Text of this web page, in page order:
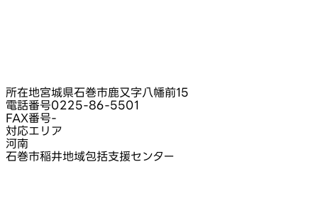
所在地宮城県石巻市鹿又字八幡前15
電話番号0225-86-5501
FAX番号-
対応エリア
河南
石巻市稲井地域包括支援センター